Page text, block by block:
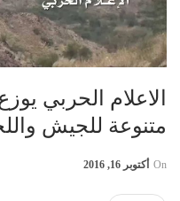
الاعلام الحربي
متنوعة للجيش
On أكتوبر 16, 2016